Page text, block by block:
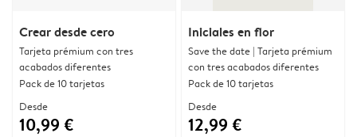
Crear desde cero
Tarjeta prémium con tres
acabados diferentes
Pack de 10 tarjetas
Desde
10,99 €
Iniciales en flor
Save the date | Tarjeta prémium
con tres acabados diferentes
Pack de 10 tarjetas
Desde
12,99 €